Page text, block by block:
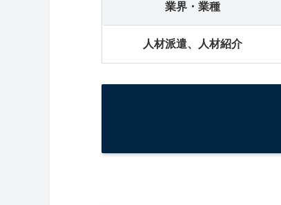
業界・業種
人材派遣、人材紹介